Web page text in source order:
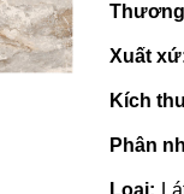
Xuất
Kích
Phân